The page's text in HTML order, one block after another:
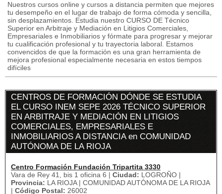
Nuestros cursos online y cursos a distancia permiten que mejores
tu desempeño en el lugar de trabajo de forma cómoda y sencilla,
sin desplazamientos. Estudia nuestro CURSO DE Técnico
Superior en Arbitraje y Mediación en Litigios Comerciales,
Empresariales e Inmobiliarios y fórmate para progresar y mejorar
tu cualificación profesional y tu trayectoria laboral. Estamos
convencidos de que la formación es una gran herramienta de
mejora profesional especialmente necesaria en estos tiempos
difíciles
CENTROS DE FORMACIÓN DÓNDE SE ESTUDIA
EL CURSO INEM SEPE 2026 TÉCNICO SUPERIOR
EN ARBITRAJE Y MEDIACIÓN EN LITIGIOS
COMERCIALES, EMPRESARIALES E
INMOBILIARIOS A DISTANCIA en COMUNIDAD
AUTÓNOMA DE LA RIOJA
Centro Formación Fundación Tripartita 3330
Vara de Rey 41, bis 1 oficina 6 | Ciudad: LOGROÑO |
Provincia: LA RIOJA | COMUNIDAD AUTÓNOMA DE LA RIOJA
| Código Postal: 26002